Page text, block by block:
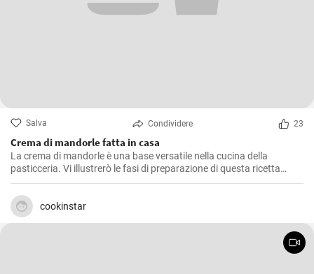
Salva Condividere 23
Crema di mandorle fatta in casa
La crema di mandorle è una base versatile nella cucina della
pasticceria. Vi illustrerò le fasi di preparazione di questa ricetta
semplice e versatile.
cookinstar